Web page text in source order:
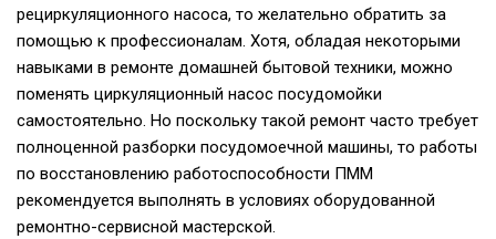
рециркуляционного насоса, то желательно обратить за
помощью к профессионалам. Хотя, обладая некоторыми
навыками в ремонте домашней бытовой техники, можно
поменять циркуляционный насос посудомойки
самостоятельно. Но поскольку такой ремонт часто требует
полноценной разборки посудомоечной машины, то работы
по восстановлению работоспособности ПММ
рекомендуется выполнять в условиях оборудованной
ремонтно-сервисной мастерской.